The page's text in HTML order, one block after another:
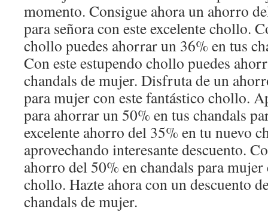
momento. Consigue ahora un ahorro
para señora con este excelente chollo.
chollo puedes ahorrar un 36% en tus
Con este estupendo chollo puedes
chandals de mujer. Disfruta de un
para mujer con este fantástico chollo.
para ahorrar un 50% en tus chandals
excelente ahorro del 35% en tu nuevo
aprovechando interesante descuento.
ahorro del 50% en chandals para mujer
chollo. Hazte ahora con un descuento
chandals de mujer.